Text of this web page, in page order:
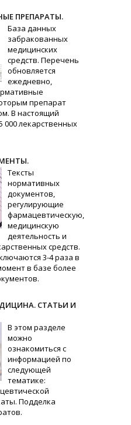
ПРЕПАРАТЫ.
База данных
забракованных
медицинских
средств. Перечень
обновляется
ежедневно,
препарат
В настоящий
000 лекарственных
Тексты
нормативных
документов,
регулирующие
фармацевтическую,
медицинскую
деятельность и
средств.
3-4 раза в
в базе более
СТАТЬИ И
В этом разделе
можно
ознакомиться с
информацией по
следующей
тематике:
Подделка